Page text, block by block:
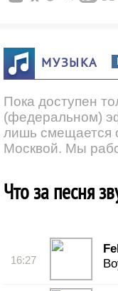
МУЗЫКА
Пока доступен
(федеральном)
лишь смещается
Москвой. Мы
Что за песня
16:27